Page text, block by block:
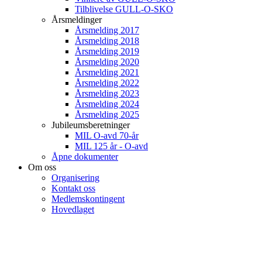
Tilblivelse GULL-O-SKO
Årsmeldinger
Årsmelding 2017
Årsmelding 2018
Årsmelding 2019
Årsmelding 2020
Årsmelding 2021
Årsmelding 2022
Årsmelding 2023
Årsmelding 2024
Årsmelding 2025
Jubileumsberetninger
MIL O-avd 70-år
MIL 125 år - O-avd
Åpne dokumenter
Om oss
Organisering
Kontakt oss
Medlemskontingent
Hovedlaget